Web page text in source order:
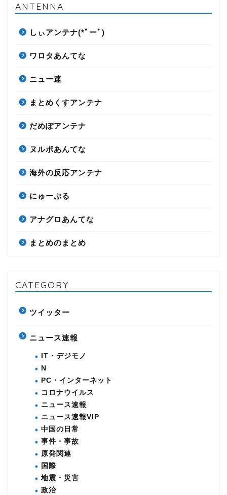
ANTENNA
しぃアンテナ(*ﾟーﾟ)
ワロタあんてな
ニュー速
まとめくすアンテナ
だめぽアンテナ
ヌルポあんてな
海外の反応アンテナ
にゅーぷる
アナグロあんてな
まとめのまとめ
CATEGORY
ツイッター
ニュース速報
IT・デジモノ
N
PC・インターネット
コロナウイルス
ニュース速報
ニュース速報VIP
中国の日常
事件・事故
原発関連
国際
地震・災害
政治